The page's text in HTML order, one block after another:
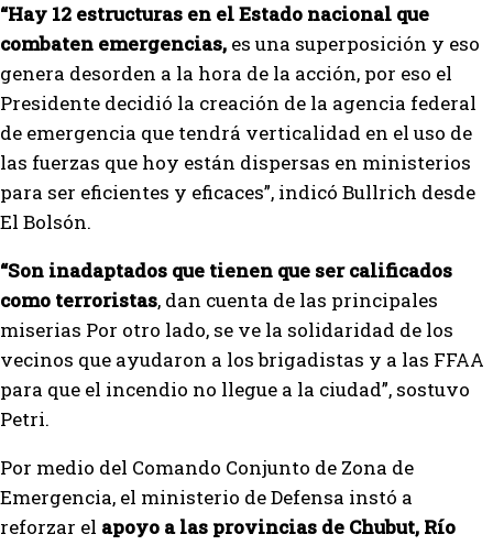
“Hay 12 estructuras en el Estado nacional que
combaten emergencias, es una superposición y eso
genera desorden a la hora de la acción, por eso el
Presidente decidió la creación de la agencia federal
de emergencia que tendrá verticalidad en el uso de
las fuerzas que hoy están dispersas en ministerios
para ser eficientes y eficaces”, indicó Bullrich desde
El Bolsón.
“Son inadaptados que tienen que ser calificados
como terroristas, dan cuenta de las principales
miserias Por otro lado, se ve la solidaridad de los
vecinos que ayudaron a los brigadistas y a las FFAA
para que el incendio no llegue a la ciudad”, sostuvo
Petri.
Por medio del Comando Conjunto de Zona de
Emergencia, el ministerio de Defensa instó a
reforzar el apoyo a las provincias de Chubut, Río